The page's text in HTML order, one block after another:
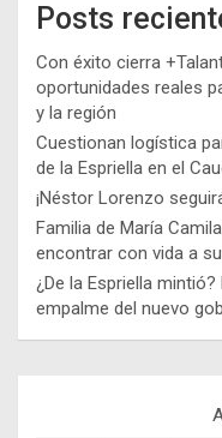
Posts
Con éxito cierra
oportunidades reales
y la región
Cuestionan logística
de la Espriella en el
¡Néstor Lorenzo
Familia de María
encontrar con vida a
¿De la Espriella
empalme del nuevo